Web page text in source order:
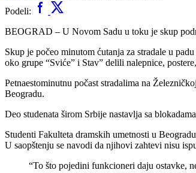
Podeli:
BEOGRAD – U Novom Sadu u toku je skup
Skup je počeo minutom ćutanja za stradale u
oko grupe “Sviće” i Stav” delili nalepnice,
Petnaestominutnu počast stradalima na
Beogradu.
Deo studenata širom Srbije nastavlja sa
Studenti Fakulteta dramskih umetnosti u
U saopštenju se navodi da njihovi zahtevi nisu
“To što pojedini funkcioneri daju ostavke,